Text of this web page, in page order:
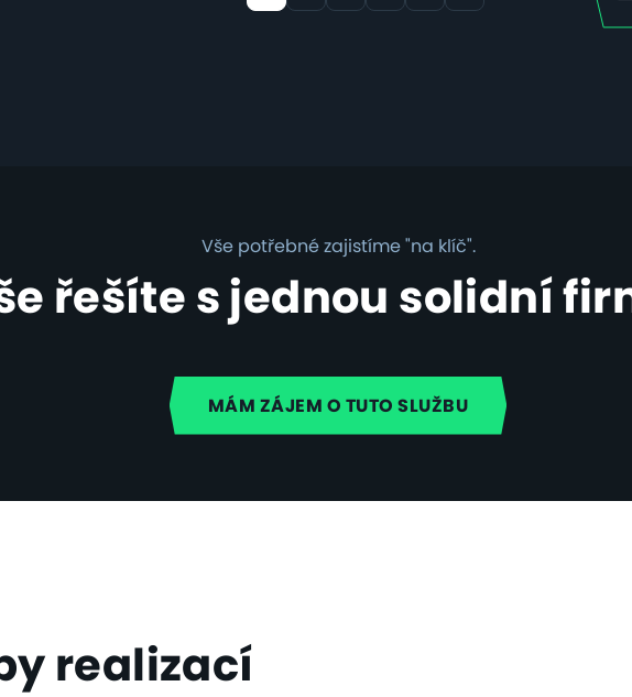
Vše potřebné zajistíme "na klíč".
řešíte s jednou solidní
MÁM ZÁJEM O TUTO SLUŽBU
realizací